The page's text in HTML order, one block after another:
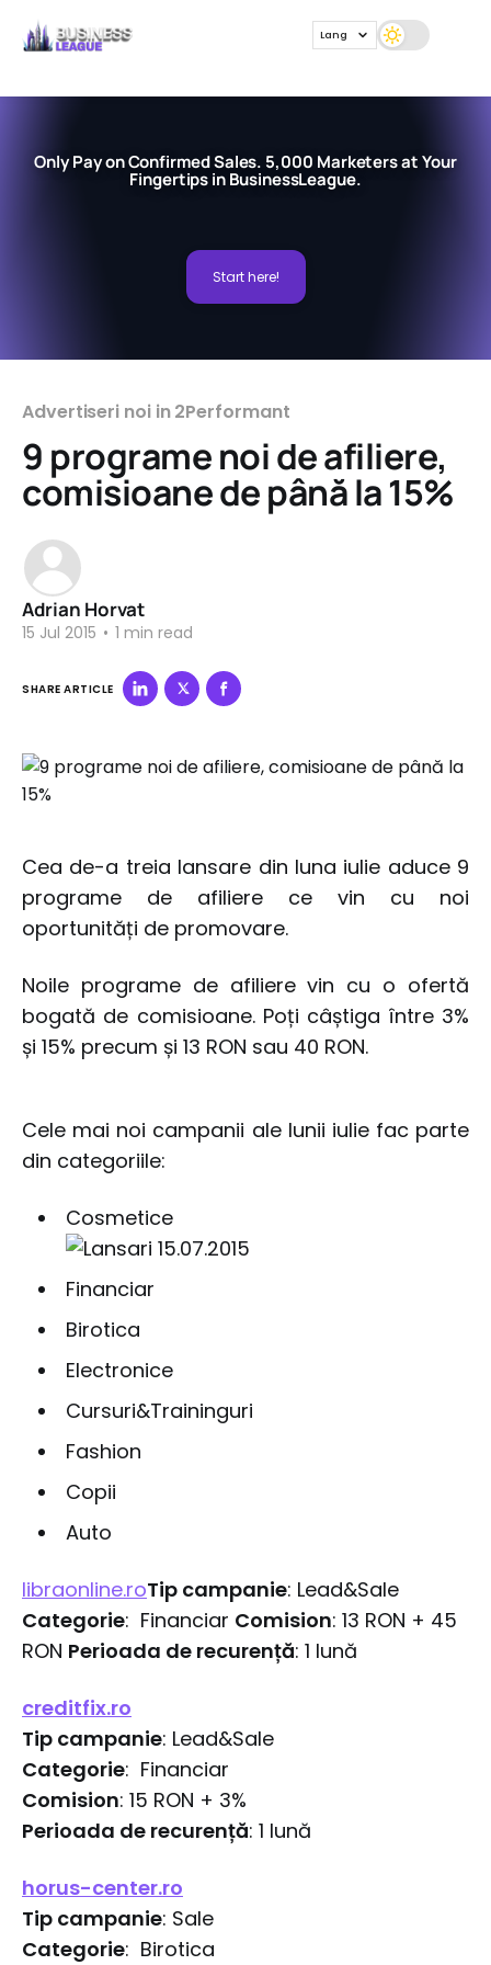
Lang
Only Pay on Confirmed Sales. 5,000 Marketers at Your
Fingertips in BusinessLeague.
Start here!
Advertiseri noi in 2Performant
9 programe noi de afiliere,
comisioane de până la 15%
Adrian Horvat
15 Jul 2015 • 1 min read
SHARE ARTICLE
Cea de-a treia lansare din luna iulie aduce 9
programe de afiliere ce vin cu noi
oportunități de promovare.
Noile programe de afiliere vin cu o ofertă
bogată de comisioane. Poți câștiga între 3%
și 15% precum și 13 RON sau 40 RON.
Cele mai noi campanii ale lunii iulie fac parte
din categoriile:
Cosmetice
Financiar
Birotica
Electronice
Cursuri&Traininguri
Fashion
Copii
Auto
libraonline.roTip campanie: Lead&Sale
Categorie: Financiar Comision: 13 RON + 45
RON Perioada de recurență: 1 lună
creditfix.ro
Tip campanie: Lead&Sale
Categorie: Financiar
Comision: 15 RON + 3%
Perioada de recurență: 1 lună
horus-center.ro
Tip campanie: Sale
Categorie: Birotica